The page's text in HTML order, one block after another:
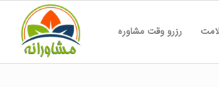
رزرو وقت مشاوره